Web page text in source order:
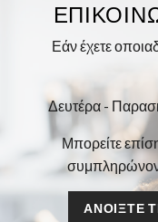
Εάν έχετε
Δευτέρα -
Μπορείτε
ΑΝΟΊΞΤΕ